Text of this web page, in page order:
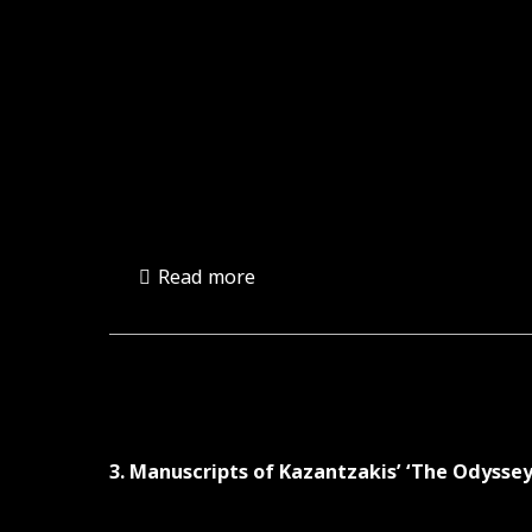
Read more
3. Manuscripts of Kazantzakis’ ‘The